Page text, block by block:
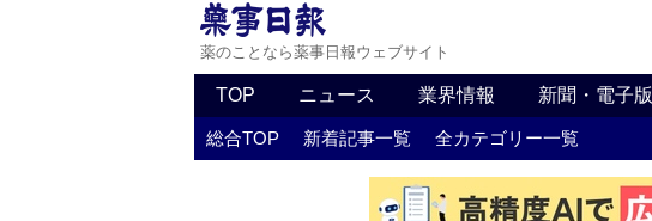
薬のことなら薬事日報ウェブサイト
TOP ニュース 業界情報 新聞・電子版
総合TOP 新着記事一覧 全カテゴリー一覧